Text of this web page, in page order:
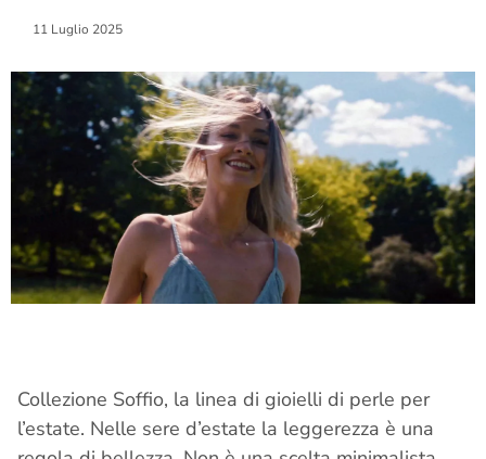
11 Luglio 2025
Collezione Soffio, la linea di gioielli di perle per
l’estate. Nelle sere d’estate la leggerezza è una